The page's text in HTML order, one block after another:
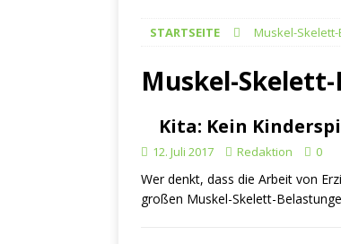
STARTSEITE Muskel-
Muskel-
Kita: Kein
12. Juli 2017 Redaktion 0
Wer denkt, dass die Arbeit von
großen Muskel-Skelett-